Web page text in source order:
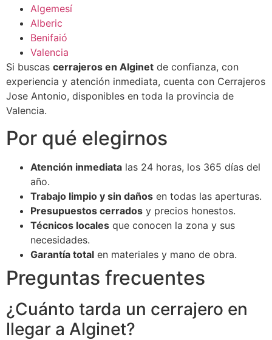
Algemesí
Alberic
Benifaió
Valencia
Si buscas cerrajeros en Alginet de confianza, con
experiencia y atención inmediata, cuenta con Cerrajeros
Jose Antonio, disponibles en toda la provincia de
Valencia.
Por qué elegirnos
Atención inmediata las 24 horas, los 365 días del
año.
Trabajo limpio y sin daños en todas las aperturas.
Presupuestos cerrados y precios honestos.
Técnicos locales que conocen la zona y sus
necesidades.
Garantía total en materiales y mano de obra.
Preguntas frecuentes
¿Cuánto tarda un cerrajero en
llegar a Alginet?